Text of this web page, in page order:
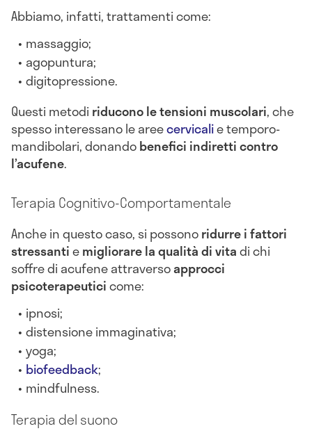
Abbiamo, infatti, trattamenti come:
massaggio;
agopuntura;
digitopressione.
Questi metodi riducono le tensioni muscolari, che
spesso interessano le areecervicalie temporo-
mandibolari, donandobenefici indiretti contro
l’acufene.
Terapia Cognitivo-Comportamentale
Anche in questo caso, si possonoridurre i fattori
stressantiemigliorare la qualità di vitadi chi
soffre di acufene attraversoapprocci
psicoterapeuticicome:
ipnosi;
distensione immaginativa;
yoga;
biofeedback;
mindfulness.
Terapia del suono